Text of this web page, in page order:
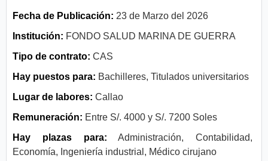
Fecha de Publicación: 23 de Marzo del 2026
Institución: FONDO SALUD MARINA DE GUERRA
Tipo de contrato: CAS
Hay puestos para: Bachilleres, Titulados universitarios
Lugar de labores: Callao
Remuneración: Entre S/. 4000 y S/. 7200 Soles
Hay plazas para: Administración, Contabilidad,
Economía, Ingeniería industrial, Médico cirujano